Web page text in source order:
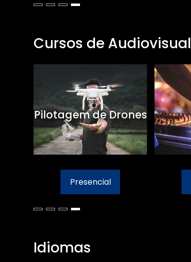
Cursos de Audiovisual
Pilotagem de Drones
Presencial
Idiomas